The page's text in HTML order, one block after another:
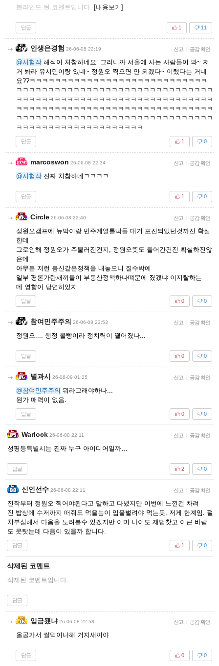
블라인드 된 코멘트입니다. [내용보기]
답글 11
1
인생은경험 26-06-08 22:19 신고 | 공감 확인
@시험작 해석이 처참하네요. 그러니까 서울에 사는 사람들이 와~ 저
거 봐라 유시민이랑 있네~ 정원오 찍으면 안 되겠다~ 이랬다는 거네
요??ㅋㅋㅋㅋㅋㅋㅋㅋㅋㅋㅋㅋㅋㅋㅋㅋㅋㅋㅋㅋㅋㅋㅋㅋㅋㅋㅋㅋ
ㅋㅋㅋㅋㅋㅋㅋㅋㅋㅋㅋㅋㅋㅋㅋㅋㅋㅋㅋㅋㅋㅋㅋㅋㅋㅋㅋㅋㅋㅋㅋ
ㅋㅋㅋㅋㅋㅋㅋㅋㅋㅋㅋㅋㅋㅋㅋㅋㅋㅋㅋㅋㅋㅋㅋㅋㅋㅋㅋㅋㅋㅋㅋ
ㅋㅋㅋㅋㅋㅋㅋㅋㅋㅋㅋㅋㅋㅋㅋㅋㅋㅋㅋㅋㅋㅋㅋㅋㅋㅋㅋㅋㅋㅋㅋ
ㅋㅋㅋㅋㅋㅋㅋㅋㅋㅋㅋㅋㅋㅋㅋㅋㅋㅋㅋㅋㅋㅋㅋㅋㅋㅋㅋㅋㅋㅋㅋ
ㅋㅋㅋㅋㅋㅋㅋㅋㅋㅋㅋㅋㅋㅋㅋㅋㅋㅋㅋㅋ
답글 0
1
marcoswon 26-06-08 22:34 신고 | 공감 확인
@시험작 진짜 처참하네ㅋㅋㅋㅋ
답글 0
1
Circle 26-06-08 22:40 신고 | 공감 확인
정원오캠프에 뉴박이랑 민주계열틀딱들 대거 포진되있던것까진 확실
한데
그로인해 정원오가 주물러진건지, 정원오뜻도 들어간건진 확실하진않
은데
아무튼 저런 븅신같은정책을 내놓으니 질수밖에
일부 평론가란새끼들이 부동산정책하나떄문에 졌겠냐 이지랄하는
데 영향이 당연히있지
답글 0
0
참여민주주의 26-06-08 23:53 신고 | 공감 확인
정원오.... 행정 몰빵이라 정치력이 떨어졌나...
답글 0
0
별과시 26-06-09 01:25 신고 | 공감 확인
@참여민주주의 뭐라그래야하나...
뭔가 매력이 없음.
답글 0
0
Warlock 26-06-08 22:11 신고 | 공감 확인
성평등특별시는 진짜 누구 아이디어일까…
답글 0
2
신인선수 26-06-08 22:11 신고 | 공감 확인
진작부터 정원오 찍어야된다고 말하고 다녔지만 이번에 느낀건 차려
진 밥상에 수저까지 떠줘도 먹을놈이 입을벌려야 먹는듯. 저게 한계임. 절
치부심해서 다음을 노려볼수 있겠지만 이미 나이도 제법찻고 이큰 바람
도 못탓는데 다음이 있을까 합니다.
답글 0
1
삭제된 코멘트
삭제된 코멘트입니다.
답글
입금됐냐 26-06-08 22:58 신고 | 공감 확인
올공가서 쌀먹이나해 거지새끼야
답글 0
0